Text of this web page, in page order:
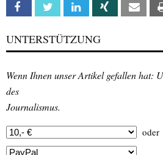
Facebook Twitter Linkedin Xing
UNTERSTÜTZUNG
Wenn Ihnen unser Artikel gefallen hat:
des
Journalismus.
oder